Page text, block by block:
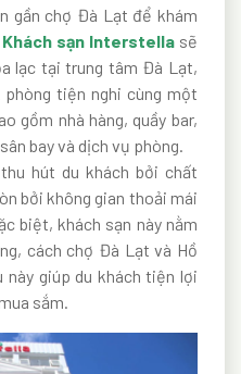
gần chợ Đà Lạt để khám
Khách sạn Interstellasẽ
lạc tại trung tâm Đà Lạt,
tiện nghi cùng một
gồm nhà hàng, quầy bar,
bay và dịch vụ phòng.
hút du khách bởi chất
bởi không gian thoải mái
biệt, khách sạn này nằm
cách chợ Đà Lạt và Hồ
này giúp du khách tiện lợi
sắm.